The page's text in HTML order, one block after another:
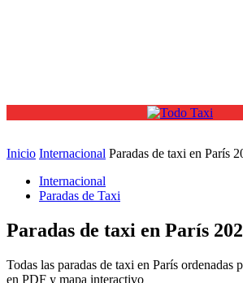
Inicio Internacional Paradas de taxi en París
Internacional
Paradas de Taxi
Paradas de taxi en París
Todas las paradas de taxi en París ordenadas
en PDF y mapa interactivo